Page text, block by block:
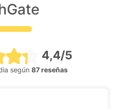
4,4/5
según 87 reseñas